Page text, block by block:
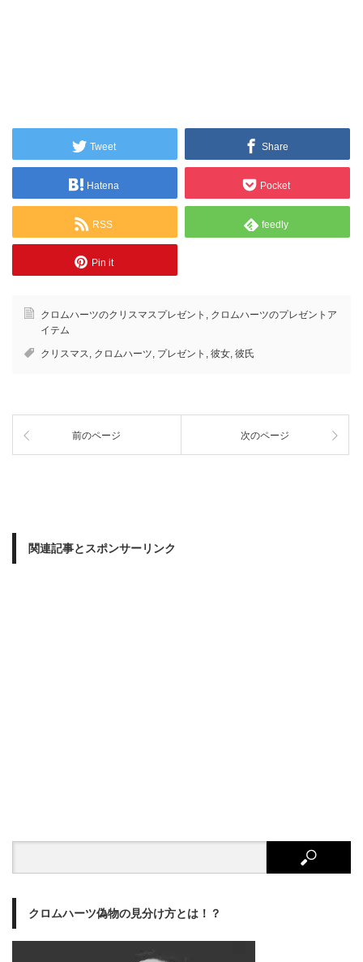
Tweet Share
Hatena Pocket
RSS feedly
Pin it
クロムハーツのクリスマスプレゼント , クロムハーツのプレゼントア
イテム
クリスマス, クロムハーツ, プレゼント , 彼女, 彼氏
前のページ 次のページ
関連記事とスポンサーリンク
クロムハーツ偽物の見分け方とは！？